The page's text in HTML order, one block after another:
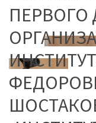
ПЕРВОГО